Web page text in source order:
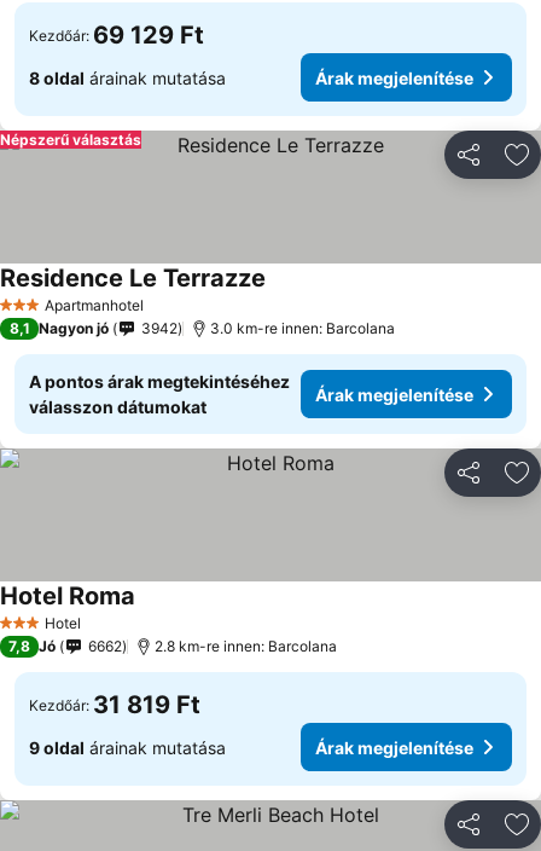
Kezdőár: 69 129 Ft
8 oldal árainak mutatása Árak megjelenítése
Népszerű választás
3 KategóriaApartmanhotel
Residence Le Terrazze
8,1 Nagyon jó 3942 3.0 km-re innen: Barcolana
A pontos árak megtekintéséhez
válasszon dátumokat
Árak megjelenítése
3 Kategória
Hotel
Hotel Roma
7,8 Jó 6662 2.8 km-re innen: Barcolana
Kezdőár: 31 819 Ft
9 oldal árainak mutatása Árak megjelenítése